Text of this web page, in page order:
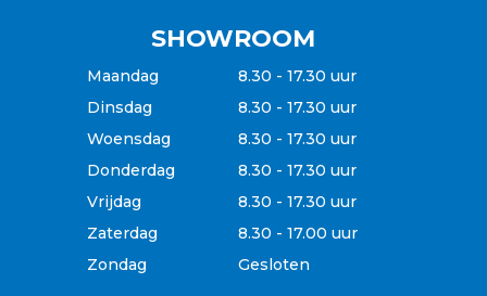
SHOWROOM
Maandag
8.30 - 17.30 uur
Dinsdag
8.30 - 17.30 uur
Woensdag
8.30 - 17.30 uur
Donderdag
8.30 - 17.30 uur
Vrijdag
8.30 - 17.30 uur
Zaterdag
8.30 - 17.00 uur
Zondag
Gesloten